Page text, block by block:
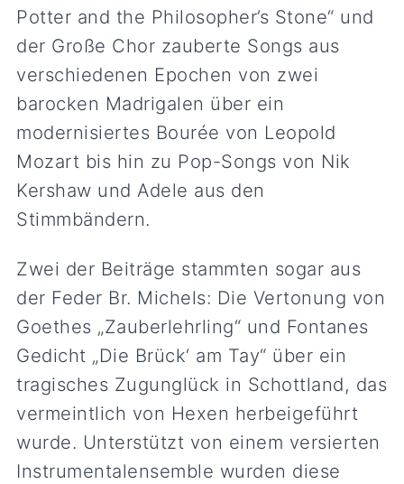
Potter and the Philosopher’s Stone“ und
der Große Chor zauberte Songs aus
verschiedenen Epochen von zwei
barocken Madrigalen über ein
modernisiertes Bourée von Leopold
Mozart bis hin zu Pop-Songs von Nik
Kershaw und Adele aus den
Stimmbändern.
Zwei der Beiträge stammten sogar aus
der Feder Br. Michels: Die Vertonung von
Goethes „Zauberlehrling“ und Fontanes
Gedicht „Die Brück‘ am Tay“ über ein
tragisches Zugunglück in Schottland, das
vermeintlich von Hexen herbeigeführt
wurde. Unterstützt von einem versierten
Instrumentalensemble wurden diese